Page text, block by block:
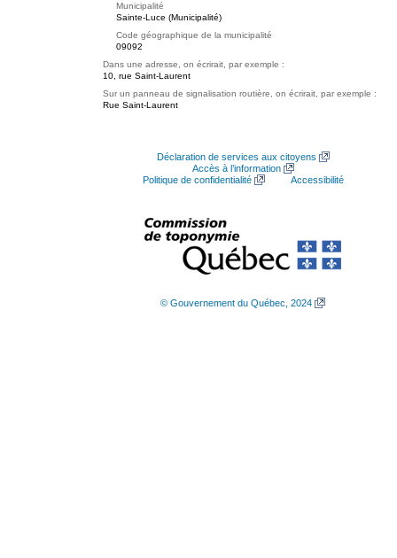
Municipalité
Sainte-Luce (Municipalité)
Code géographique de la municipalité
09092
Dans une adresse, on écrirait, par exemple :
10, rue Saint-Laurent
Sur un panneau de signalisation routière, on écrirait, par exemple :
Rue Saint-Laurent
Déclaration de services aux citoyens
Accès à l’information
Politique de confidentialité
Accessibilité
© Gouvernement du Québec, 2024